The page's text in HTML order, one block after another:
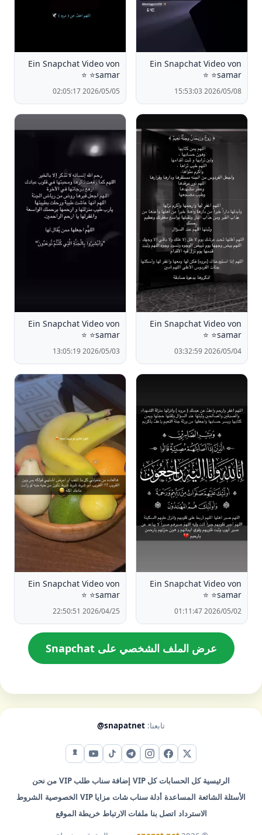
Ein Snapchat Video von
⭐️samar ⭐️
2026/05/08 15:53:03
Ein Snapchat Video von
⭐️samar ⭐️
2026/05/05 02:05:17
Ein Snapchat Video von
⭐️samar ⭐️
2026/05/04 03:32:59
Ein Snapchat Video von
⭐️samar ⭐️
2026/05/03 13:05:19
Ein Snapchat Video von
⭐️samar ⭐️
2026/05/02 01:11:47
Ein Snapchat Video von
⭐️samar ⭐️
2026/04/25 22:50:51
عرض الملف الشخصي على Snapchat
تابعنا: @snapatnet
X (تويتر) فيس بوكإنستقرامتيليجرامتيك توكيوتيوبسناب شات
الرئيسية كل الحسابات كل VIP إضافة سناب طلب VIP
من نحن
الأسئلة الشائعة المساعدة أدلة سناب شات مزايا VIP الخصوصية الشروط
الاسترداد اتصل بنا ملفات الارتباط خريطة الموقع